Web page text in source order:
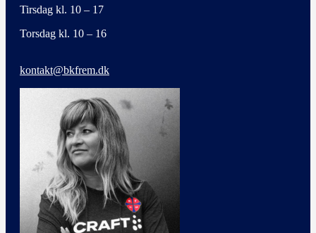
Tirsdag kl. 10 – 17
Torsdag kl. 10 – 16
kontakt@bkfrem.dk